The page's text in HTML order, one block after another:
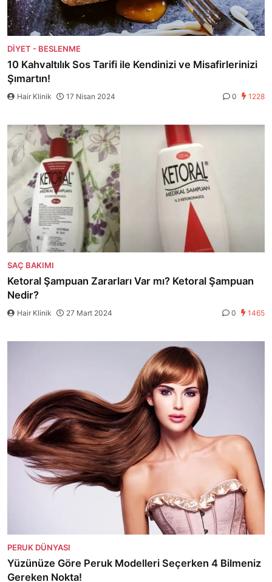
DIYET - BESLENME
10 Kahvaltılık Sos Tarifi ile Kendinizi ve Misafirlerinizi
Şımartın!
Hair Klinik 17 Nisan 2024 0 1228
SAÇ BAKIMI
Ketoral Şampuan Zararları Var mı? Ketoral Şampuan
Nedir?
Hair Klinik 27 Mart 2024 0 1465
PERUK DÜNYASI
Yüzünüze Göre Peruk Modelleri Seçerken 4 Bilmeniz
Gereken Nokta!